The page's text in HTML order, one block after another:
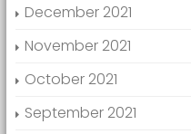
December 2021
November 2021
October 2021
September 2021